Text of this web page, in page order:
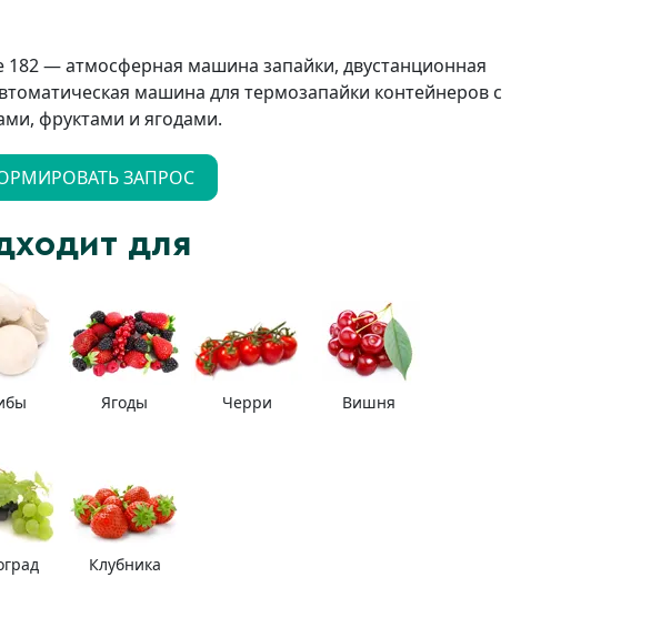
182 — атмосферная машина запайки, двустанционная
машина для термозапайки контейнеров с
фруктами и ягодами.
ЗАПРОС
для
Ягоды Черри Вишня
Клубника